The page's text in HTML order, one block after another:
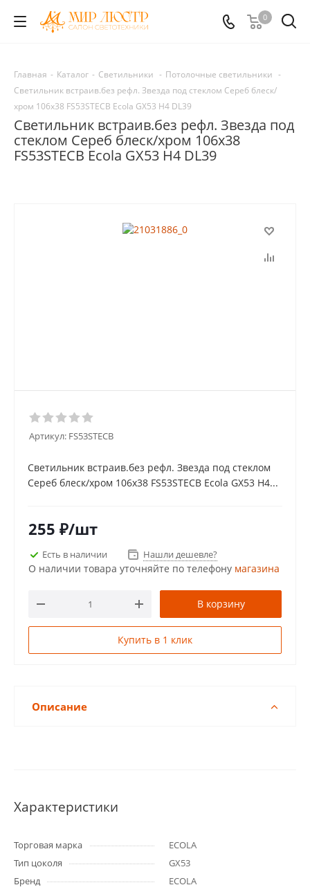
0
Главная - Каталог - Светильники - Потолочные светильники -
Светильник встраив.без рефл. Звезда под стеклом Сереб блеск/
хром 106x38 FS53STECB Ecola GX53 H4 DL39
Светильник встраив.без рефл. Звезда под
стеклом Сереб блеск/хром 106x38
FS53STECB Ecola GX53 H4 DL39
Артикул: FS53STECB
Светильник встраив.без рефл. Звезда под стеклом
Сереб блеск/хром 106x38 FS53STECB Ecola GX53 H4...
255 ₽/шт
Есть в наличии Нашли дешевле?
О наличии товара уточняйте по телефону магазина
В корзину
Купить в 1 клик
Описание
Характеристики
Торговая марка
ECOLA
Тип цоколя
GX53
Бренд
ECOLA